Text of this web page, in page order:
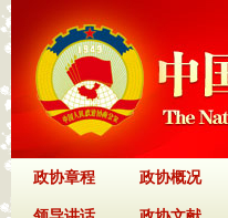
政协章程 政协概况